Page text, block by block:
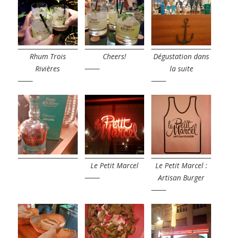
Rhum Trois
Rivières
Cheers!
Dégustation dans
la suite
Le Petit Marcel
Le Petit Marcel :
Artisan Burger